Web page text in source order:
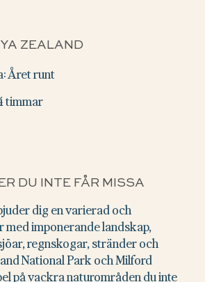
DU INTE FÅR MISSA
dig en varierad och
med imponerande landskap,
regnskogar, stränder och
National Park och Milford
på vackra naturområden du inte
ZEALAND
Året runt
timmar